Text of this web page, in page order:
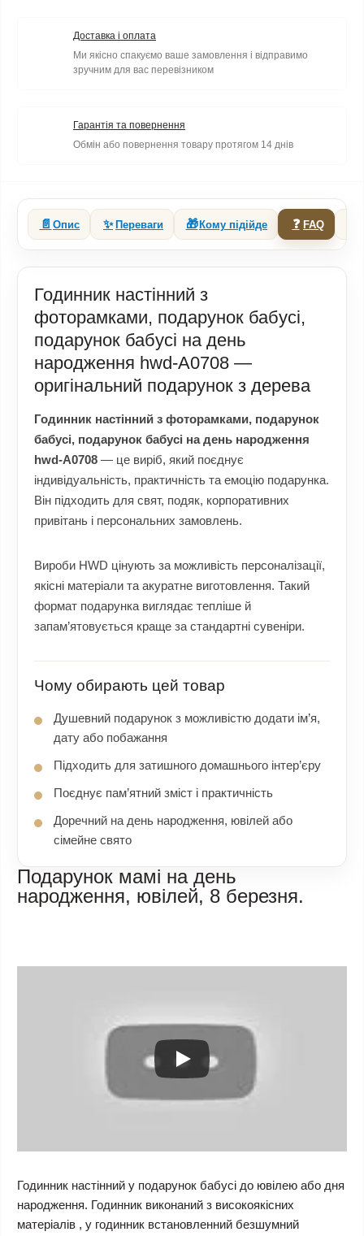
Доставка і оплата
Ми якісно спакуємо ваше замовлення і відправимо
зручним для вас перевізником
Гарантія та повернення
Обмін або повернення товару протягом 14 днів
📄 Опис ✨ Переваги 🎁Кому підійде ❓ FAQ
Годинник настінний з
фоторамками, подарунок бабусі,
подарунок бабусі на день
народження hwd-A0708 —
оригінальний подарунок з дерева
Годинник настінний з фоторамками, подарунок
бабусі, подарунок бабусі на день народження
hwd-A0708 — це виріб, який поєднує
індивідуальність, практичність та емоцію подарунка.
Він підходить для свят, подяк, корпоративних
привітань і персональних замовлень.
Вироби HWD цінують за можливість персоналізації,
якісні матеріали та акуратне виготовлення. Такий
формат подарунка виглядає тепліше й
запам’ятовується краще за стандартні сувеніри.
Чому обирають цей товар
Душевний подарунок з можливістю додати ім’я,
дату або побажання
Підходить для затишного домашнього інтер’єру
Поєднує пам’ятний зміст і практичність
Доречний на день народження, ювілей або
сімейне свято
Подарунок мамі на день
народження, ювілей, 8 березня.
Годинник настінний у подарунок бабусі до ювілею або дня
народження. Годинник виконаний з високоякісних
матеріалів , у годинник встановленний безшумний